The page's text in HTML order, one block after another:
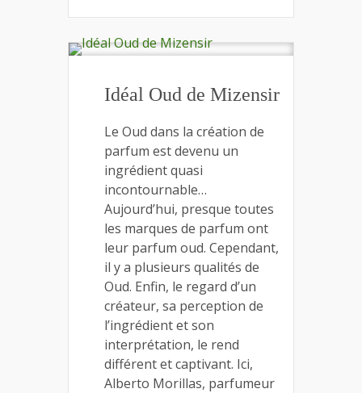
Idéal Oud de Mizensir
Le Oud dans la création de
parfum est devenu un
ingrédient quasi
incontournable…
Aujourd’hui, presque toutes
les marques de parfum ont
leur parfum oud. Cependant,
il y a plusieurs qualités de
Oud. Enfin, le regard d’un
créateur, sa perception de
l’ingrédient et son
interprétation, le rend
différent et captivant. Ici,
Alberto Morillas, parfumeur